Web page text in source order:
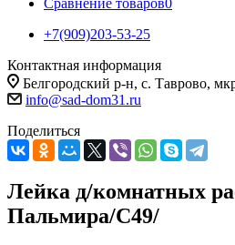
Сравнение товаров0
+7(909)203-53-25
Контактная информация
Белгородский р-н, с. Таврово,
info@sad-dom31.ru
Поделиться
Лейка д/комнатных
Пальмира/С49/